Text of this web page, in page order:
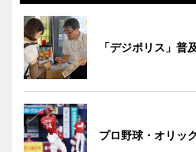
「デジポリス」普
プロ野球・オリッ